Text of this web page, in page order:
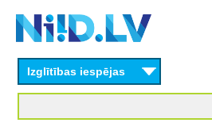
content
Izglītības iespējas